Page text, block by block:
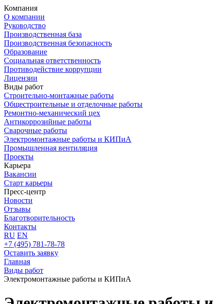
Компания
О компании
Руководство
Производственная база
Производственная безопасность
Образование
Социальная ответственность
Противодействие коррупции
Лицензии
Виды работ
Строительно-монтажные работы
Общестроительные и отделочные работы
Ремонтно-механический цех
Антикоррозийные работы
Cварочные работы
Электромонтажные работы и КИПиА
Промышленная вентиляция
Проекты
Карьера
Вакансии
Старт карьеры
Пресс-центр
Новости
Отзывы
Благотворительность
Контакты
RU EN
+7 (495) 781-78-78
Оставить заявку
Главная
Виды работ
Электромонтажные работы и КИПиА